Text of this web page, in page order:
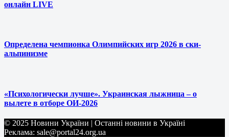
онлайн LIVE
Определена чемпионка Олимпийских игр 2026 в ски-
альпинизме
«Психологически лучше». Украинская лыжница – о
вылете в отборе ОИ-2026
© 2025 Новини України | Останні новини в Україні
Реклама: sale@portal24.org.ua